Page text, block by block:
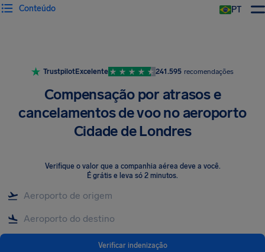
PT
Conteúdo
TrustpilotExcelente 241.595 recomendações
Compensação por atrasos e
cancelamentos de voo no aeroporto
Cidade de Londres
Verifique o valor que a companhia aérea deve a você.
É grátis e leva só 2 minutos.
Verificar indenização